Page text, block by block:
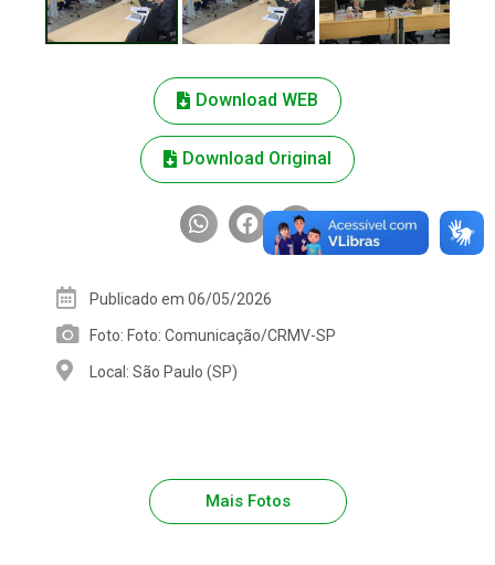
Download WEB
Download Original
Publicado em 06/05/2026
Foto: Foto: Comunicação/CRMV-SP
Local: São Paulo (SP)
Mais Fotos